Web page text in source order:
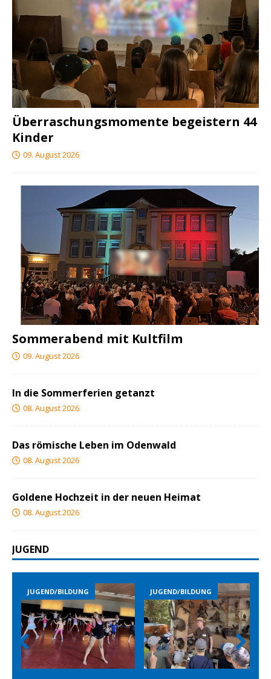
Überraschungsmomente begeistern 44
Kinder
09. August 2026
Sommerabend mit Kultfilm
09. August 2026
In die Sommerferien getanzt
08. August 2026
Das römische Leben im Odenwald
08. August 2026
Goldene Hochzeit in der neuen Heimat
08. August 2026
JUGEND
JUGEND/BILDUNG JUGEND/BILDUNG
Prev
ious
Nex
t